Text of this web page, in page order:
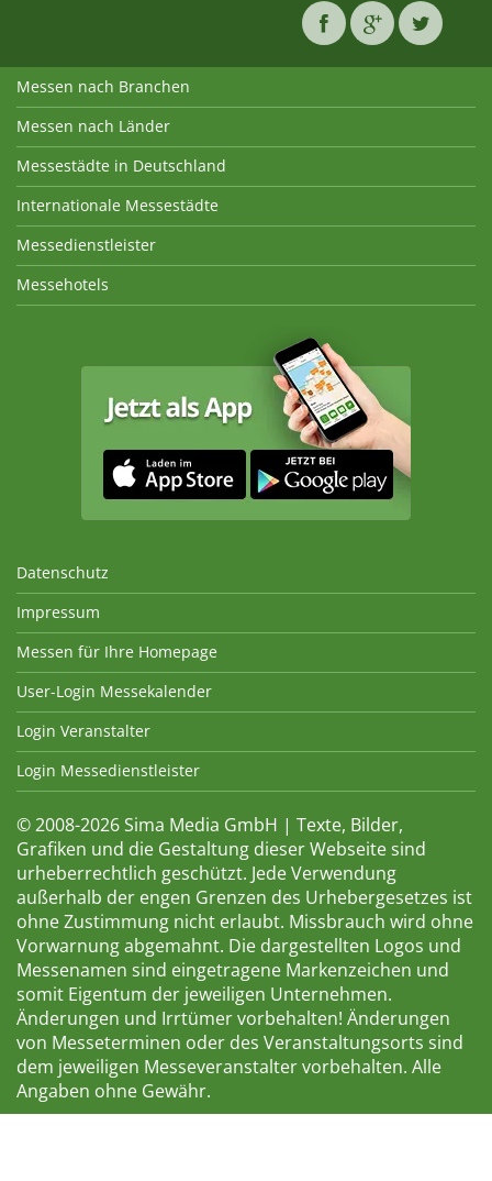
Messen nach Branchen
Messen nach Länder
Messestädte in Deutschland
Internationale Messestädte
Messedienstleister
Messehotels
Datenschutz
Impressum
Messen für Ihre Homepage
User-Login Messekalender
Login Veranstalter
Login Messedienstleister
© 2008-2026 Sima Media GmbH | Texte, Bilder,
Grafiken und die Gestaltung dieser Webseite sind
urheberrechtlich geschützt. Jede Verwendung
außerhalb der engen Grenzen des Urhebergesetzes ist
ohne Zustimmung nicht erlaubt. Missbrauch wird ohne
Vorwarnung abgemahnt. Die dargestellten Logos und
Messenamen sind eingetragene Markenzeichen und
somit Eigentum der jeweiligen Unternehmen.
Änderungen und Irrtümer vorbehalten! Änderungen
von Messeterminen oder des Veranstaltungsorts sind
dem jeweiligen Messeveranstalter vorbehalten. Alle
Angaben ohne Gewähr.